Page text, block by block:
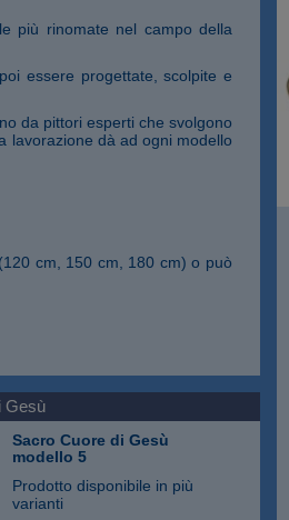
più rinomate nel campo della
essere progettate, scolpite e
da pittori esperti che svolgono
lavorazione dà ad ogni modello
cm, 150 cm, 180 cm) o può
Gesù
Sacro Cuore di Gesù
modello 5
Prodotto disponibile in più
varianti